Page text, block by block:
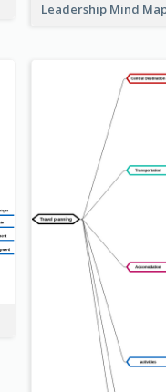
Leadership Mind